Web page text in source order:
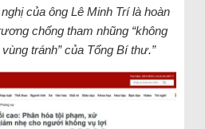
của ông Lê Minh Trí là hoàn
chống tham nhũng “không
tránh” của Tổng Bí thư.”